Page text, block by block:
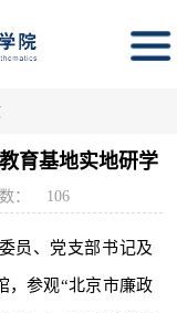
育基地实地研学
： 106
员、党支部书记及
，参观“北京市廉政